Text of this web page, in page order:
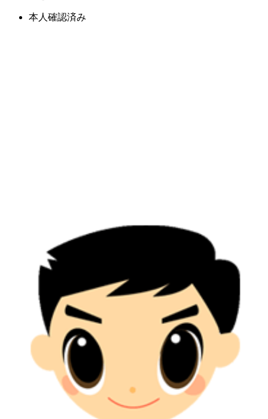
本人確認済み